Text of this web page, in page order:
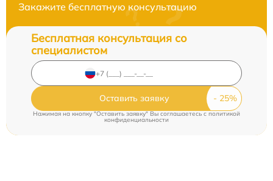
Закажите бесплатную консультацию
Бесплатная консультация со
специалистом
Оставить заявку
Нажимая на кнопку "Оставить заявку" Вы соглашаетесь c политикой
конфиденциальности